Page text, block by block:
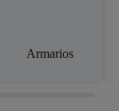
Armarios